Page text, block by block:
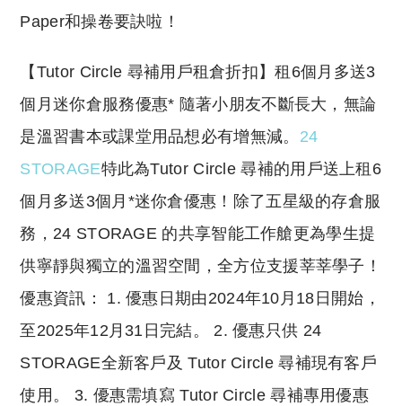
Paper和操卷要訣啦！
​【Tutor Circle 尋補用戶租倉折扣】租6個月多送3
個月迷你倉服務優惠* 隨著小朋友不斷長大，無論
是溫習書本或課堂用品想必有增無減。 24
STORAGE特此為Tutor Circle 尋補的用戶送上租6
個月多送3個月*迷你倉優惠！除了五星級的存倉服
務，24 STORAGE 的共享智能工作艙更為學生提
供寧靜與獨立的溫習空間，全方位支援莘莘學子！
優惠資訊： 1. 優惠日期由2024年10月18日開始，
至2025年12月31日完結。 2. 優惠只供 24
STORAGE全新客戶及 Tutor Circle 尋補現有客戶
使用。 3. 優惠需填寫 Tutor Circle 尋補專用優惠